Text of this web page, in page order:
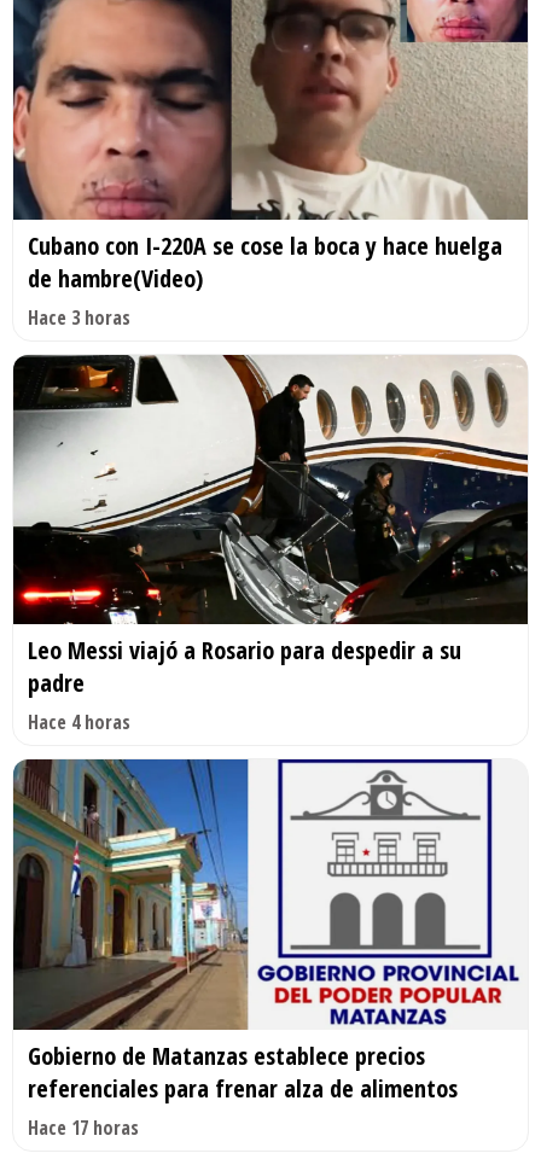
Cubano con I-220A se cose la boca y hace huelga
de hambre(Video)
Hace 3 horas
Leo Messi viajó a Rosario para despedir a su
padre
Hace 4 horas
Gobierno de Matanzas establece precios
referenciales para frenar alza de alimentos
Hace 17 horas